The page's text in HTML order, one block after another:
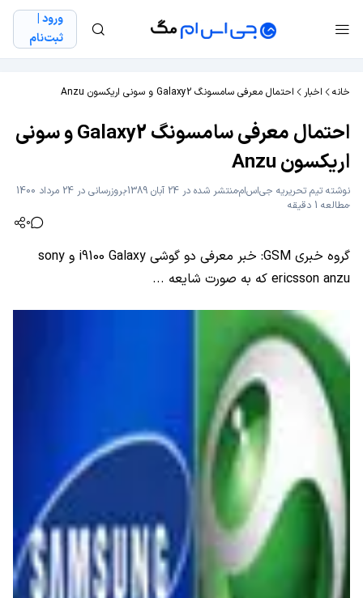
ورود |
ثبت‌نام
خانه اخبار احتمال معرفی سامسونگ Galaxy2 و سونی اریکسون Anzu
احتمال معرفی سامسونگ Galaxy2 و سونی
اریکسون Anzu
نوشته تیم تحریریه جی‌اس‌اممنتشر شده در 24 آبان 1389
بروزرسانی در 24 مرداد 1400
مطالعه 1 دقیقه
0
گروه خبری GSM: خبر معرفی دو گوشی i9100 Galaxy و sony
ericsson anzu که به صورت شایعه ...